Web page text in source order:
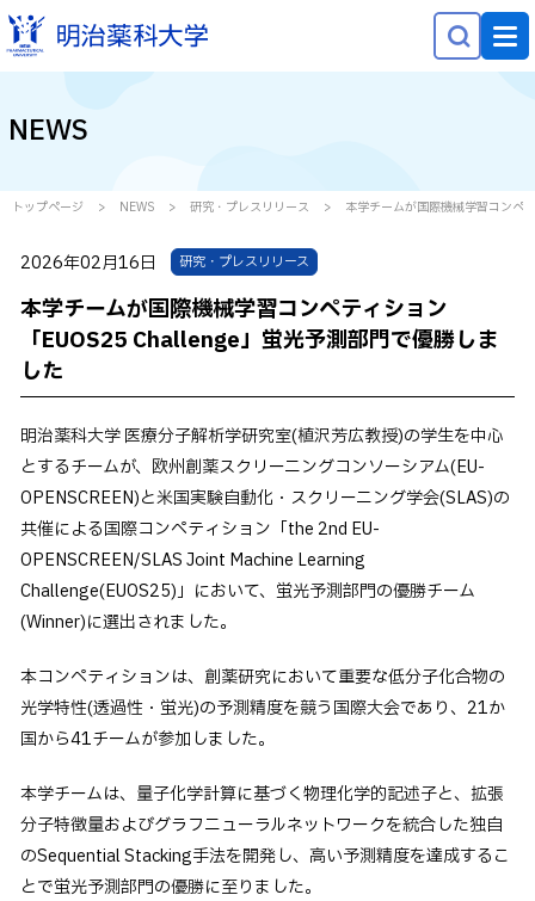
学部学科・大学院
学生生活
受験生の方へ
在学生の方へ
保護者等の方へ
卒業生の方へ
企業・一般の方へ
維持員の方へ
イベント
アクセス JP EN
NEWS
トップページ NEWS 研究・プレスリリース 本学チームが国際機械学習コンペ
2026年02月16日 研究・プレスリリース
本学チームが国際機械学習コンペティション
「EUOS25 Challenge」蛍光予測部門で優勝しま
した
明治薬科大学 医療分子解析学研究室(植沢芳広教授)の学生を中心
とするチームが、欧州創薬スクリーニングコンソーシアム(EU-
OPENSCREEN)と米国実験自動化・スクリーニング学会(SLAS)の
共催による国際コンペティション「the 2nd EU-
OPENSCREEN/SLAS Joint Machine Learning
Challenge(EUOS25)」において、蛍光予測部門の優勝チーム
(Winner)に選出されました。
本コンペティションは、創薬研究において重要な低分子化合物の
光学特性(透過性・蛍光)の予測精度を競う国際大会であり、21か
国から41チームが参加しました。
本学チームは、量子化学計算に基づく物理化学的記述子と、拡張
分子特徴量およびグラフニューラルネットワークを統合した独自
のSequential Stacking手法を開発し、高い予測精度を達成するこ
とで蛍光予測部門の優勝に至りました。